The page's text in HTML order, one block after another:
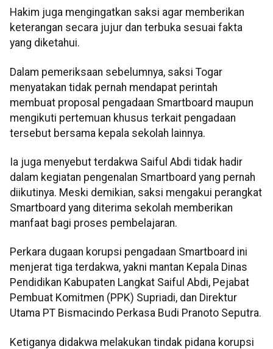
Hakim juga mengingatkan saksi agar memberikan
keterangan secara jujur dan terbuka sesuai fakta
yang diketahui.
Dalam pemeriksaan sebelumnya, saksi Togar
menyatakan tidak pernah mendapat perintah
membuat proposal pengadaan Smartboard maupun
mengikuti pertemuan khusus terkait pengadaan
tersebut bersama kepala sekolah lainnya.
Ia juga menyebut terdakwa Saiful Abdi tidak hadir
dalam kegiatan pengenalan Smartboard yang pernah
diikutinya. Meski demikian, saksi mengakui perangkat
Smartboard yang diterima sekolah memberikan
manfaat bagi proses pembelajaran.
Perkara dugaan korupsi pengadaan Smartboard ini
menjerat tiga terdakwa, yakni mantan Kepala Dinas
Pendidikan Kabupaten Langkat Saiful Abdi, Pejabat
Pembuat Komitmen (PPK) Supriadi, dan Direktur
Utama PT Bismacindo Perkasa Budi Pranoto Seputra.
Ketiganya didakwa melakukan tindak pidana korupsi